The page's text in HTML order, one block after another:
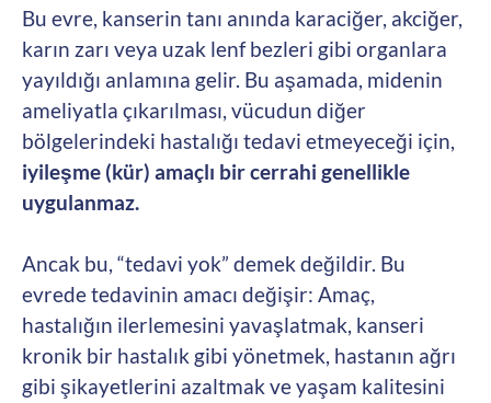
Bu evre, kanserin tanı anında karaciğer, akciğer,
karın zarı veya uzak lenf bezleri gibi organlara
yayıldığı anlamına gelir. Bu aşamada, midenin
ameliyatla çıkarılması, vücudun diğer
bölgelerindeki hastalığı tedavi etmeyeceği için,
iyileşme (kür) amaçlı bir cerrahi genellikle
uygulanmaz.
Ancak bu, “tedavi yok” demek değildir. Bu
evrede tedavinin amacı değişir: Amaç,
hastalığın ilerlemesini yavaşlatmak, kanseri
kronik bir hastalık gibi yönetmek, hastanın ağrı
gibi şikayetlerini azaltmak ve yaşam kalitesini